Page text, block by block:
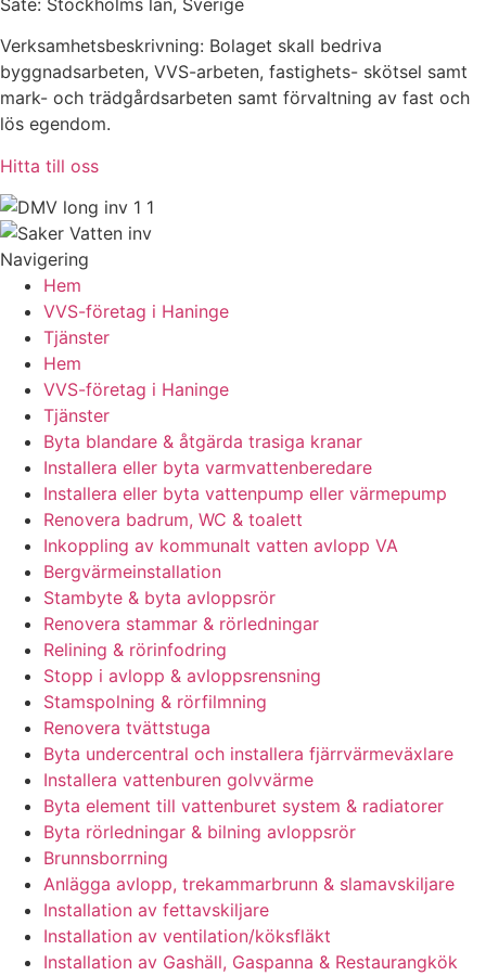
Verksamhetsbeskrivning: Bolaget skall bedriva
byggnadsarbeten, VVS-arbeten, fastighets- skötsel samt
mark- och trädgårdsarbeten samt förvaltning av fast och
lös egendom.
Hitta till oss
Navigering
Hem
VVS-företag i Haninge
Tjänster
Hem
VVS-företag i Haninge
Tjänster
Byta blandare & åtgärda trasiga kranar
Installera eller byta varmvattenberedare
Installera eller byta vattenpump eller värmepump
Renovera badrum, WC & toalett
Inkoppling av kommunalt vatten avlopp VA
Bergvärmeinstallation
Stambyte & byta avloppsrör
Renovera stammar & rörledningar
Relining & rörinfodring
Stopp i avlopp & avloppsrensning
Stamspolning & rörfilmning
Renovera tvättstuga
Byta undercentral och installera fjärrvärmeväxlare
Installera vattenburen golvvärme
Byta element till vattenburet system & radiatorer
Byta rörledningar & bilning avloppsrör
Brunnsborrning
Anlägga avlopp, trekammarbrunn & slamavskiljare
Installation av fettavskiljare
Installation av ventilation/köksfläkt
Installation av Gashäll, Gaspanna & Restaurangkök